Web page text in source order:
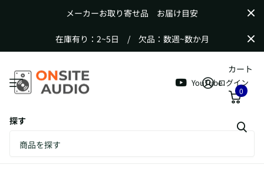
メーカーお取り寄せ品 お届け目安
在庫有り：2~5日 / 欠品：数週~数か月
探す
YouTubeログイン
カート
0